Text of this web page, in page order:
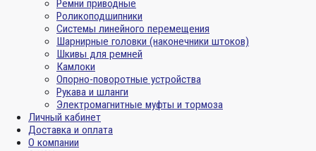
Ремни приводные
Роликоподшипники
Системы линейного перемещения
Шарнирные головки (наконечники штоков)
Шкивы для ремней
Камлоки
Опорно-поворотные устройства
Рукава и шланги
Электромагнитные муфты и тормоза
Личный кабинет
Доставка и оплата
О компании